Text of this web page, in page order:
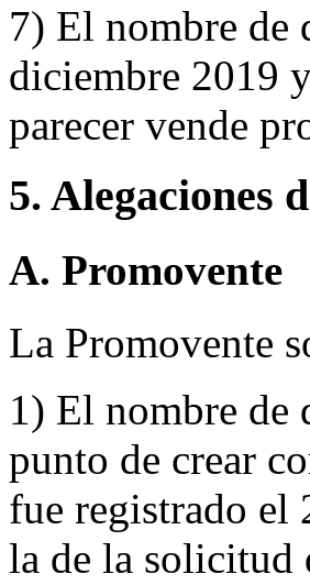
7) El nombre de
diciembre 2019
parecer vende
5. Alegaciones
A. Promovente
La Promovente
1) El nombre de
punto de crear
fue registrado el
la de la solicitud